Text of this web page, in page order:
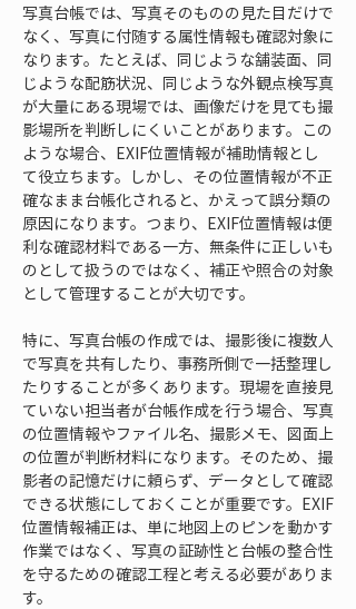
写真台帳では、写真そのものの見た目だけで
なく、写真に付随する属性情報も確認対象に
なります。たとえば、同じような舗装面、同
じような配筋状況、同じような外観点検写真
が大量にある現場では、画像だけを見ても撮
影場所を判断しにくいことがあります。この
ような場合、EXIF位置情報が補助情報とし
て役立ちます。しかし、その位置情報が不正
確なまま台帳化されると、かえって誤分類の
原因になります。つまり、EXIF位置情報は便
利な確認材料である一方、無条件に正しいも
のとして扱うのではなく、補正や照合の対象
として管理することが大切です。
特に、写真台帳の作成では、撮影後に複数人
で写真を共有したり、事務所側で一括整理し
たりすることが多くあります。現場を直接見
ていない担当者が台帳作成を行う場合、写真
の位置情報やファイル名、撮影メモ、図面上
の位置が判断材料になります。そのため、撮
影者の記憶だけに頼らず、データとして確認
できる状態にしておくことが重要です。EXIF
位置情報補正は、単に地図上のピンを動かす
作業ではなく、写真の証跡性と台帳の整合性
を守るための確認工程と考える必要がありま
す。